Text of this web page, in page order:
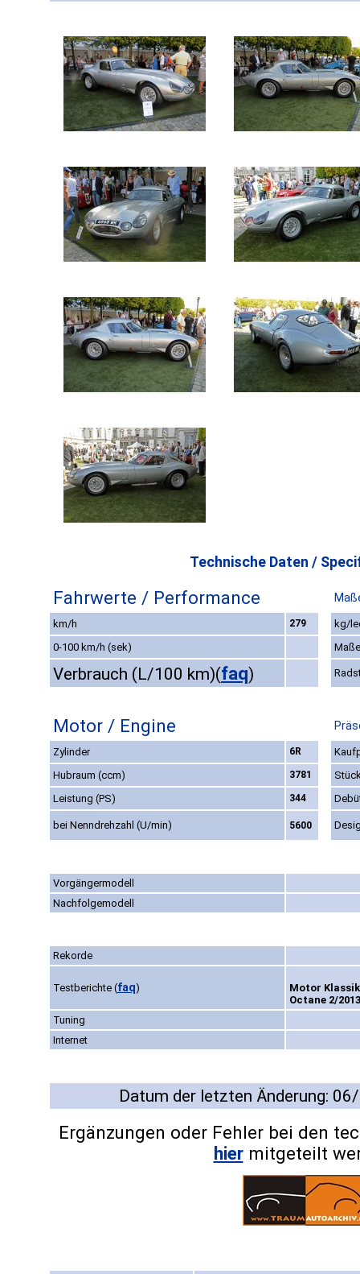
Technische Daten /
Fahrwerte / Performance
km/h 279
kg/
0-100 km/h (sek)
Verbrauch (L/100 km)(faq)
Motor / Engine
Zylinder 6R
Hubraum (ccm)
3781
Leistung (PS)
344
bei Nenndrehzahl (U/min) 5600
Vorgängermodell
Nachfolgemodell
Rekorde
Testberichte (faq)
Motor Klassik
Octane 2/
Tuning
Internet
Datum der letzten Änderung:
Ergänzungen oder Fehler bei den
hiermitgeteilt